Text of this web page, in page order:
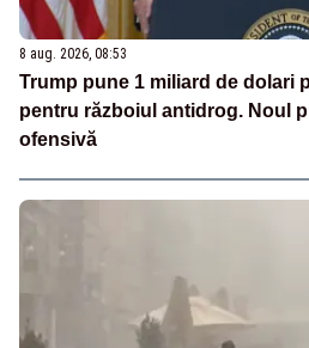
8 aug. 2026, 08:53
Trump pune 1 miliard de dolari
pentru războiul antidrog. Noul
ofensivă